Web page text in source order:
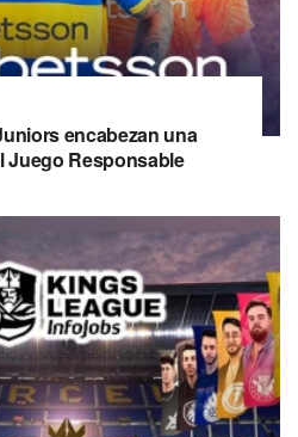
encabezan una
Juego Responsable